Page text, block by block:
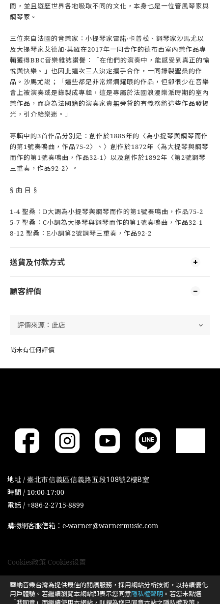
間，並且遊歷世界各地吸取不同的文化，本身也是一位管風琴家與
鋼琴家。
三位來自法國的音樂家：小提琴家雷諾‧卡普松、鋼琴家沙馬尤以
及大提琴家艾德加‧莫羅在2017年一同合作的德布西室內樂作品專
輯獲得BBC音樂雜誌讚譽：「在他們的演奏中，能感受到真正的愉
悅與快樂。」也因此這次三人決定攜手合作，一同錄製聖桑的作
品。沙馬尤說；「這些都是非常燦爛耀眼的作品，但卻很少在音樂
會上被演奏或是錄製成專輯，這是專屬於法國浪漫樂派時期的室內
樂作品，而身為法國籍的演奏家責無旁貸的有義務將這些作品發揚
光，引介給樂迷。」
專輯中的3首作品分別是：創作於1885年的〈為小提琴與鋼琴而作
的第1號奏鳴曲，作品75-2〉、〉創作於1872年〈為大提琴與鋼琴
而作的第1號奏鳴曲，作品32-1〉以及創作於1892年〈第2號鋼琴
三重奏，作品92-2〉。
§ 曲 目 §
1-4 聖桑：D大調為小提琴與鋼琴而作的第1號奏鳴曲，作品75-2
5-7 聖桑：C小調為大提琴與鋼琴而作的第1號奏鳴曲，作品32-1
8-12 聖桑：E小調第2號鋼琴三重奏，作品92-2
送貨及付款方式
顧客評價
尚未有任何評價
地址 / 臺北市信義區信義路五段108號2樓B室
時間 / 10:00-17:00
電話 / +886-2-2715-8899
購物網客服信箱：e-warner@warnermusic.com
Cookies政策 Cookies设置
華納音樂台灣為提供最佳的閱讀服務，採用網站分析技術，以持續優化
用戶體驗。若繼續瀏覽本網站即表示您同意隱私權聲明 。若您未點選